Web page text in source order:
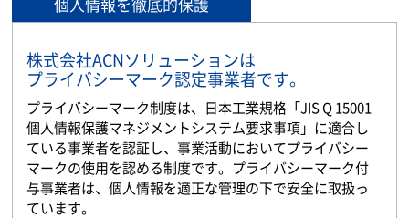
株式会社ACNソリューションは
プライバシーマーク認定事業者です。
プライバシーマーク制度は、日本工業規格「JIS Q 15001
個人情報保護マネジメントシステム要求事項」に適合し
ている事業者を認証し、事業活動においてプライバシー
マークの使用を認める制度です。プライバシーマーク付
与事業者は、個人情報を適正な管理の下で安全に取扱っ
ています。